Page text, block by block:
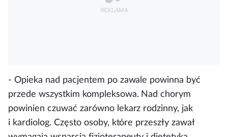
- Opieka nad pacjentem po zawale powinna być
przede wszystkim kompleksowa. Nad chorym
powinien czuwać zarówno lekarz rodzinny, jak
i kardiolog. Często osoby, które przeszły zawał